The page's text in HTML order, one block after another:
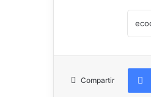
Compartir